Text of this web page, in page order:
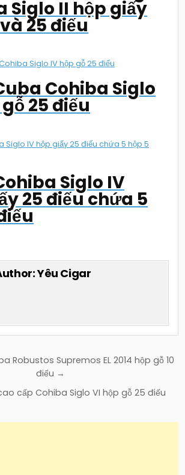
Siglo II hộp giấy
25 điếu
Cohiba Siglo
25 điếu
Siglo IV
25 điếu chứa 5
Yêu Cigar
Robustos Supremos EL 2014 hộp gỗ 10
điếu →
cấp Cohiba Siglo VI hộp gỗ 25 điếu